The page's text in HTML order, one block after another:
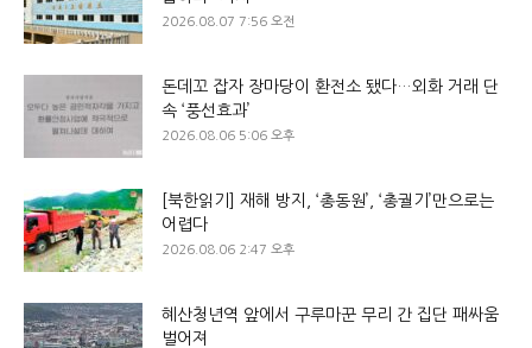
2026.08.07 7:56 오전
돈데꼬 잡자 장마당이 환전소 됐다…외화 거래 단
속 ‘풍선효과’
2026.08.06 5:06 오후
[북한읽기] 재해 방지, ‘총동원’, ‘총궐기’만으로는
어렵다
2026.08.06 2:47 오후
혜산청년역 앞에서 구루마꾼 무리 간 집단 패싸움
벌어져